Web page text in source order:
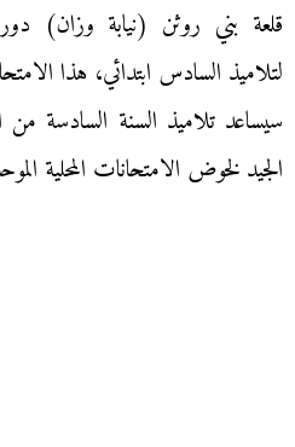
لتلاميذ السادس ابتدائي، هذا
سيساعد تلاميذ السنة السادسة من
الجيد لخوض الامتحانات المحلية